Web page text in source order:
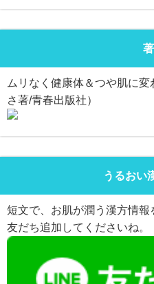
ムリなく健康体＆つや肌に
さ著/青春出版社）
うるおい
短文で、お肌が潤う漢方情
友だち追加してくださいね。